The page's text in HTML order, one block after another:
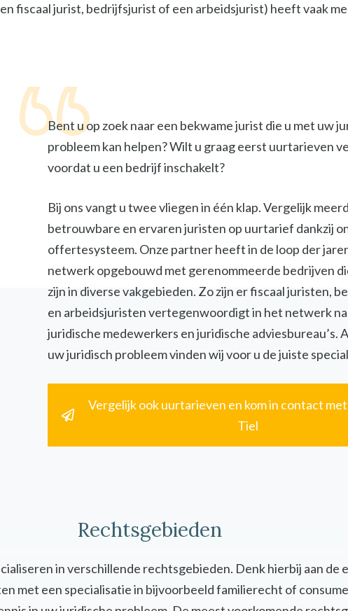
fiscaal jurist, bedrijfsjurist of een arbeidsjurist) heeft vaak
Bent u op zoek naar een bekwame jurist die u met uw
probleem kan helpen? Wilt u graag eerst uurtarieven
voordat u een bedrijf inschakelt?
Bij ons vangt u twee vliegen in één klap. Vergelijk
betrouwbare en ervaren juristen op uurtarief dankzij
offertesysteem. Onze partner heeft in de loop der
netwerk opgebouwd met gerenommeerde bedrijven
zijn in diverse vakgebieden. Zo zijn er fiscaal juristen,
en arbeidsjuristen vertegenwoordigt in het netwerk
juridische medewerkers en juridische adviesbureau’s.
uw juridisch probleem vinden wij voor u de juiste
Vergelijk ook uurtarieven en kom in contact
Tiel
Rechtsgebieden
in verschillende rechtsgebieden. Denk hierbij aan de
met een specialisatie in bijvoorbeeld familierecht of